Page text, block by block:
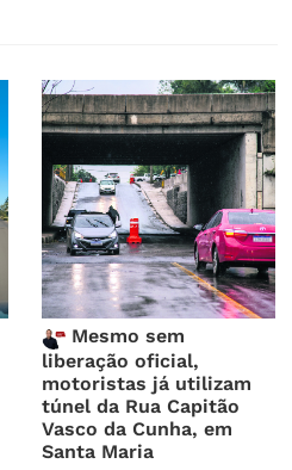
Mesmo sem
liberação oficial,
motoristas já utilizam
túnel da Rua Capitão
Vasco da Cunha, em
Santa Maria